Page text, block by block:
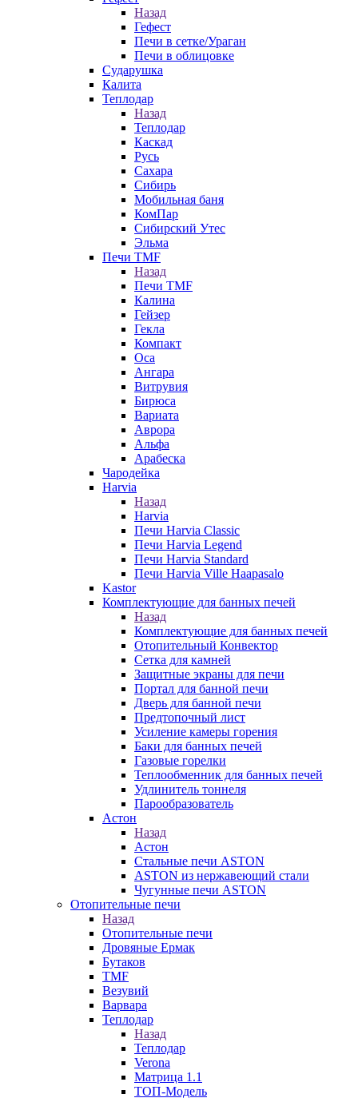
Назад
Гефест
Печи в сетке/Ураган
Печи в облицовке
Сударушка
Калита
Теплодар
Назад
Теплодар
Каскад
Русь
Сахара
Сибирь
Мобильная баня
КомПар
Сибирский Утес
Эльма
Печи TMF
Назад
Печи TMF
Калина
Гейзер
Гекла
Компакт
Оса
Ангара
Витрувия
Бирюса
Вариата
Аврора
Альфа
Арабеска
Чародейка
Harvia
Назад
Harvia
Печи Harvia Classic
Печи Harvia Legend
Печи Harvia Standard
Печи Harvia Ville Haapasalo
Kastor
Комплектующие для банных печей
Назад
Комплектующие для банных печей
Отопительный Конвектор
Сетка для камней
Защитные экраны для печи
Портал для банной печи
Дверь для банной печи
Предтопочный лист
Усиление камеры горения
Баки для банных печей
Газовые горелки
Теплообменник для банных печей
Удлинитель тоннеля
Парообразователь
Астон
Назад
Астон
Стальные печи ASTON
ASTON из нержавеющий стали
Чугунные печи ASTON
Отопительные печи
Назад
Отопительные печи
Дровяные Ермак
Бутаков
TMF
Везувий
Варвара
Теплодар
Назад
Теплодар
Verona
Матрица 1.1
ТОП-Модель